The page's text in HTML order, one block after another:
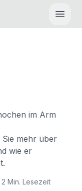
im Arm
mehr über
wie er
2 Min. Lesezeit